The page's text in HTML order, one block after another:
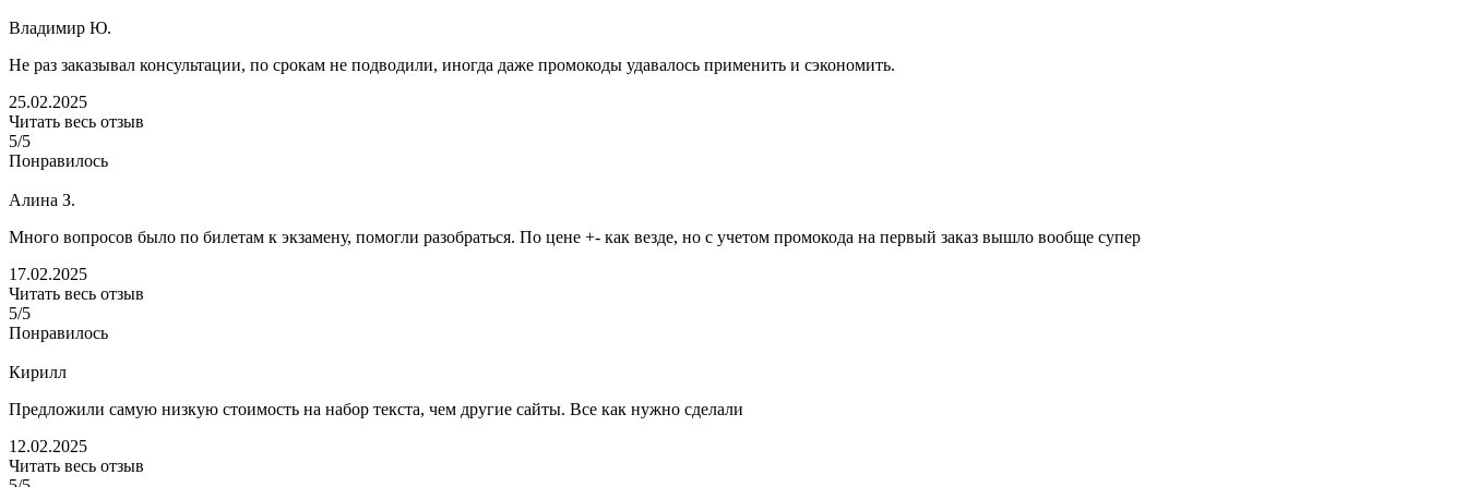
Владимир Ю.
Не раз заказывал консультации, по срокам не подводили, иногда даже промокоды удавалось применить и сэкономить.
25.02.2025
Читать весь отзыв
5/5
Понравилось
Алина З.
Много вопросов было по билетам к экзамену, помогли разобраться. По цене +- как везде, но с учетом промокода на первый заказ вышло вообще супер
17.02.2025
Читать весь отзыв
5/5
Понравилось
Кирилл
Предложили самую низкую стоимость на набор текста, чем другие сайты. Все как нужно сделали
12.02.2025
Читать весь отзыв